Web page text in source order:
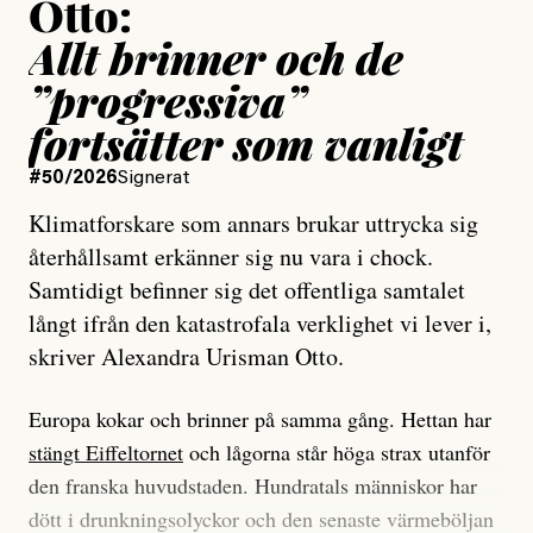
Otto:
Allt brinner och de
”progressiva”
fortsätter som vanligt
#50/2026Signerat
Klimatforskare som annars brukar uttrycka sig
återhållsamt erkänner sig nu vara i chock.
Samtidigt befinner sig det offentliga samtalet
långt ifrån den katastrofala verklighet vi lever i,
skriver Alexandra Urisman Otto.
Europa kokar och brinner på samma gång. Hettan har
stängt Eiffeltornet och lågorna står höga strax utanför
den franska huvudstaden. Hundratals människor har
dött i drunkningsolyckor och den senaste värmeböljan